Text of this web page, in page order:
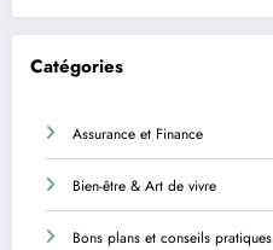
Catégories
Assurance et Finance
Bien-être & Art de vivre
Bons plans et conseils pratiques